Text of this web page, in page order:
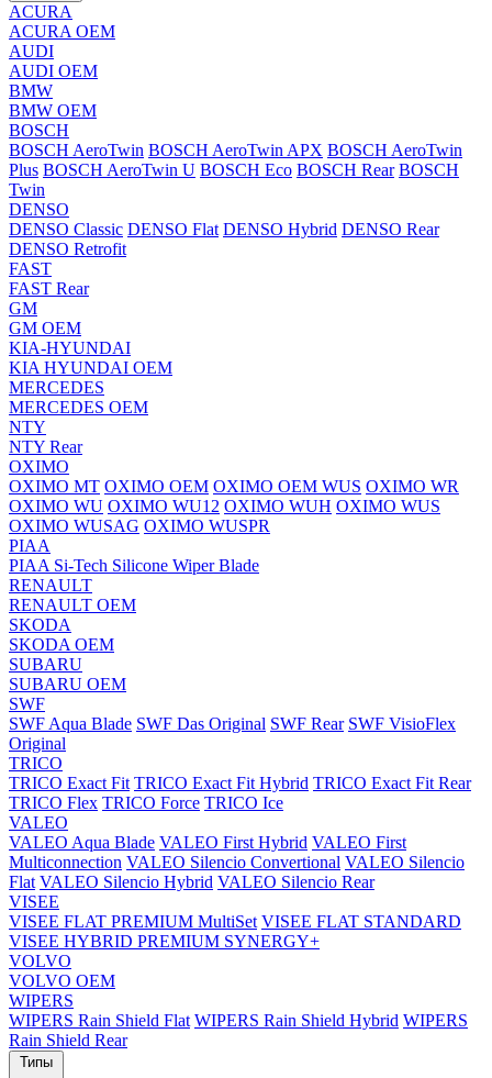
ACURA
ACURA OEM
AUDI
AUDI OEM
BMW
BMW OEM
BOSCH
BOSCH AeroTwin BOSCH AeroTwin APX BOSCH AeroTwin
Plus BOSCH AeroTwin U BOSCH Eco BOSCH Rear BOSCH
Twin
DENSO
DENSO Classic DENSO Flat DENSO Hybrid DENSO Rear
DENSO Retrofit
FAST
FAST Rear
GM
GM OEM
KIA-HYUNDAI
KIA HYUNDAI OEM
MERCEDES
MERCEDES OEM
NTY
NTY Rear
OXIMO
OXIMO MT OXIMO OEM OXIMO OEM WUS OXIMO WR
OXIMO WU OXIMO WU12 OXIMO WUH OXIMO WUS
OXIMO WUSAG OXIMO WUSPR
PIAA
PIAA Si-Tech Silicone Wiper Blade
RENAULT
RENAULT OEM
SKODA
SKODA OEM
SUBARU
SUBARU OEM
SWF
SWF Aqua Blade SWF Das Original SWF Rear SWF VisioFlex
Original
TRICO
TRICO Exact Fit TRICO Exact Fit Hybrid TRICO Exact Fit Rear
TRICO Flex TRICO Force TRICO Ice
VALEO
VALEO Aqua Blade VALEO First Hybrid VALEO First
Multiconnection VALEO Silencio Convertional VALEO Silencio
Flat VALEO Silencio Hybrid VALEO Silencio Rear
VISEE
VISEE FLAT PREMIUM MultiSet VISEE FLAT STANDARD
VISEE HYBRID PREMIUM SYNERGY+
VOLVO
VOLVO OEM
WIPERS
WIPERS Rain Shield Flat WIPERS Rain Shield Hybrid WIPERS
Rain Shield Rear
Типы